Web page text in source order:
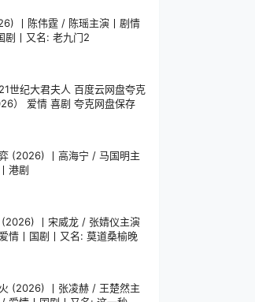
丨陈伟霆 / 陈瑶主演丨剧情
剧丨又名: 老九门2
21世纪大君夫人 百度云网盘夸克
） 爱情 喜剧 夸克网盘保存
(2026) 丨高海宁 / 马国明主
港剧
(2026) 丨宋威龙 / 张婧仪主演
情丨国剧丨又名: 莫道桑榆晚
(2026) 丨张凌赫 / 王楚然主